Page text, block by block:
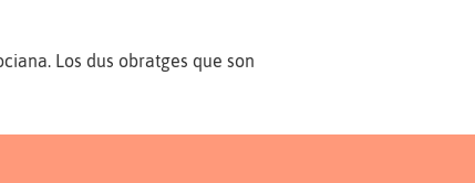
Los dus obratges que son